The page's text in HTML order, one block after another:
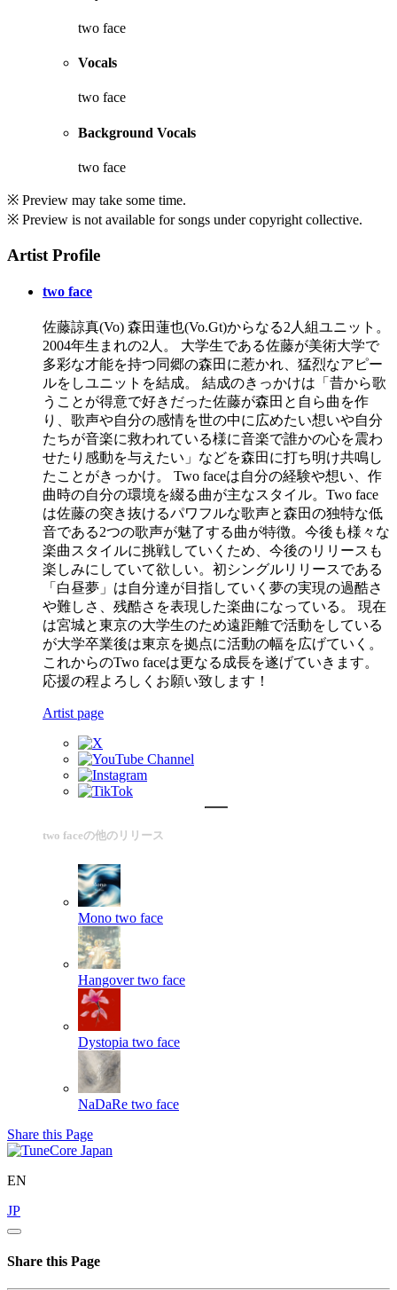
two face
Vocals
two face
Background Vocals
two face
※ Preview may take some time.
※ Preview is not available for songs under copyright collective.
Artist Profile
two face
佐藤諒真(Vo) 森田蓮也(Vo.Gt)からなる2人組ユニット。
2004年生まれの2人。 大学生である佐藤が美術大学で
多彩な才能を持つ同郷の森田に惹かれ、猛烈なアピー
ルをしユニットを結成。 結成のきっかけは「昔から歌
うことが得意で好きだった佐藤が森田と自ら曲を作
り、歌声や自分の感情を世の中に広めたい想いや自分
たちが音楽に救われている様に音楽で誰かの心を震わ
せたり感動を与えたい」などを森田に打ち明け共鳴し
たことがきっかけ。 Two faceは自分の経験や想い、作
曲時の自分の環境を綴る曲が主なスタイル。Two face
は佐藤の突き抜けるパワフルな歌声と森田の独特な低
音である2つの歌声が魅了する曲が特徴。今後も様々な
楽曲スタイルに挑戦していくため、今後のリリースも
楽しみにしていて欲しい。初シングルリリースである
「白昼夢」は自分達が目指していく夢の実現の過酷さ
や難しさ、残酷さを表現した楽曲になっている。 現在
は宮城と東京の大学生のため遠距離で活動をしている
が大学卒業後は東京を拠点に活動の幅を広げていく。
これからのTwo faceは更なる成長を遂げていきます。
応援の程よろしくお願い致します！
Artist page
two faceの他のリリース
Mono two face
Hangover two face
Dystopia two face
NaDaRe two face
Share this Page
EN
JP
Share this Page